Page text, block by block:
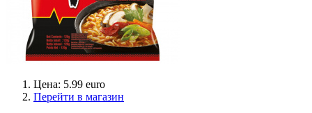
Цена: 5.99 euro
Перейти в магазин